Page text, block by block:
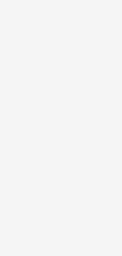
(feces)